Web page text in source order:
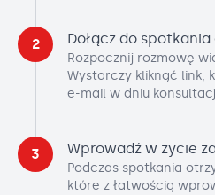
2 Dołącz do spotkania
Rozpocznij rozmowę
Wystarczy kliknąć link,
e-mail w dniu
3 Wprowadź w życie
Podczas spotkania
które z łatwością